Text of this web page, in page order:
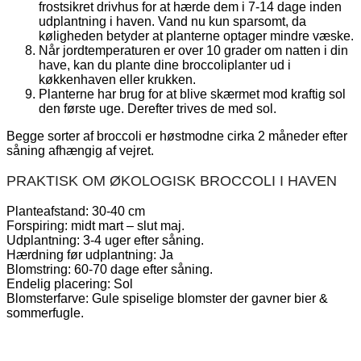
frostsikret drivhus for at hærde dem i 7-14 dage inden
udplantning i haven. Vand nu kun sparsomt, da
køligheden betyder at planterne optager mindre væske.
Når jordtemperaturen er over 10 grader om natten i din
have, kan du plante dine broccoliplanter ud i
køkkenhaven eller krukken.
Planterne har brug for at blive skærmet mod kraftig sol
den første uge. Derefter trives de med sol.
Begge sorter af broccoli er høstmodne cirka 2 måneder efter
såning afhængig af vejret.
PRAKTISK OM ØKOLOGISK BROCCOLI I HAVEN
Planteafstand: 30-40 cm
Forspiring: midt mart – slut maj.
Udplantning: 3-4 uger efter såning.
Hærdning før udplantning: Ja
Blomstring: 60-70 dage efter såning.
Endelig placering: Sol
Blomsterfarve: Gule spiselige blomster der gavner bier &
sommerfugle.